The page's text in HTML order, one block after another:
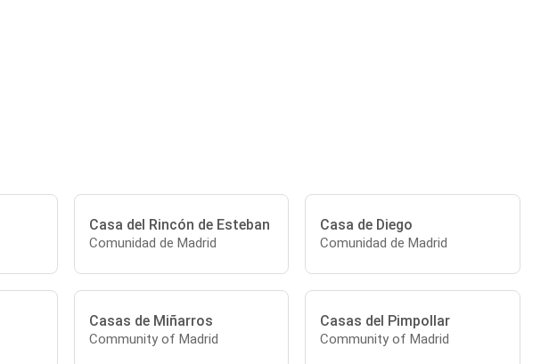
Casa del Rincón de Esteban
Comunidad de Madrid
Casa de Diego
Comunidad de Madrid
Casas de Miñarros
Community of Madrid
Casas del Pimpollar
Community of Madrid